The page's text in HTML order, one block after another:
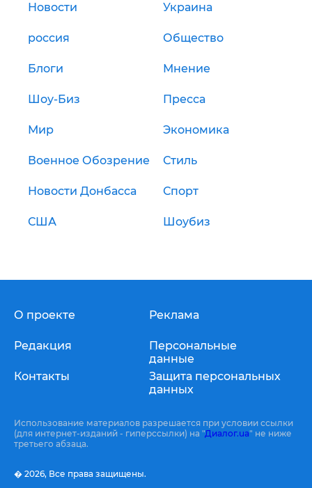
Новости Украина
россия Общество
Блоги Мнение
Шоу-Биз Пресса
Мир Экономика
Военное Обозрение Стиль
Новости Донбасса Спорт
США Шоубиз
О проекте
Редакция
Контакты
Реклама
Персональные
данные
Защита персональных
данных
Использование материалов разрешается при условии ссылки
(для интернет-изданий - гиперссылки) на "Диалог.ua" не ниже
третьего абзаца.
� 2026, Все права защищены.